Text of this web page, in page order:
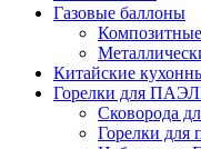
Газовые баллоны
Китайские
Горелки для
Сковорода
Горелки для